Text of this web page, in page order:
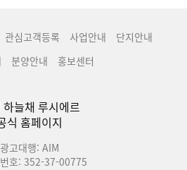
관심고객등록 사업안내
단지안내
분양안내 홍보센터
하늘채 루시에르
식 홈페이지
광고대행: AIM
호: 352-37-00775